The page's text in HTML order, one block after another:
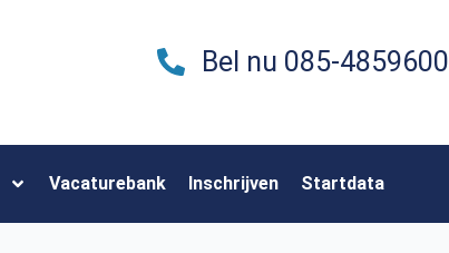
Bel nu 085-4859600
Vacaturebank Inschrijven Startdata